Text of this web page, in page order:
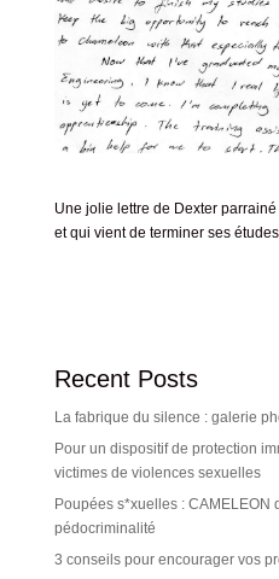
Une jolie lettre de Dexter
et qui vient de terminer ses
Recent Posts
La fabrique du silence : galerie
Pour un dispositif de protection
victimes de violences sexuelles
Poupées s*xuelles :
pédocriminalité
3 conseils pour encourager vos